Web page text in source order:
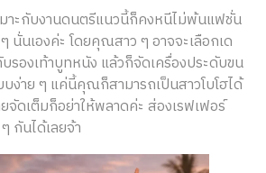
าะกับงานดนตรีแนวนี้ก็คงหนีไม่พ้นแฟชั่น
นั่นเองค่ะ โดยคุณสาว ๆ อาจจะเลือกเด
รองเท้าบูทหนัง แล้วก็จัดเครื่องประดับขน
ง่าย ๆ แค่นี้คุณก็สามารถเป็นสาวโบโฮได้
จัดเต็มก็อย่าให้พลาดค่ะ ส่องเรฟเฟอร์
กันได้เลยจ้า